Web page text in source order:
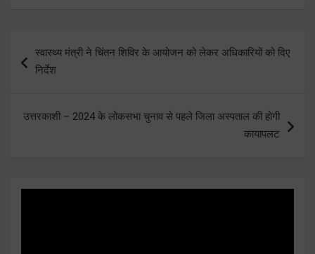
navigation
स्वास्थ्य मंत्री ने चिंतन शिविर के आयोजन को लेकर अधिकारियों को दिए
निर्देश
उत्तरकाशी – 2024 के लोकसभा चुनाव से पहले जिला अस्पताल की होगी
कायापलट